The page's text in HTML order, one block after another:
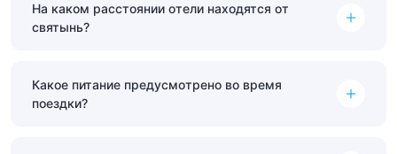
На каком расстоянии отели находятся от
святынь?
Какое питание предусмотрено во время
поездки?